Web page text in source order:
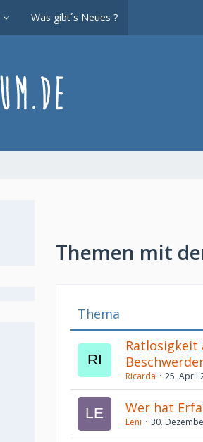
Was gibt´s Neues ?
Themen mit
Thema
Ricarda 25. April
Wer hat
Leni 30.